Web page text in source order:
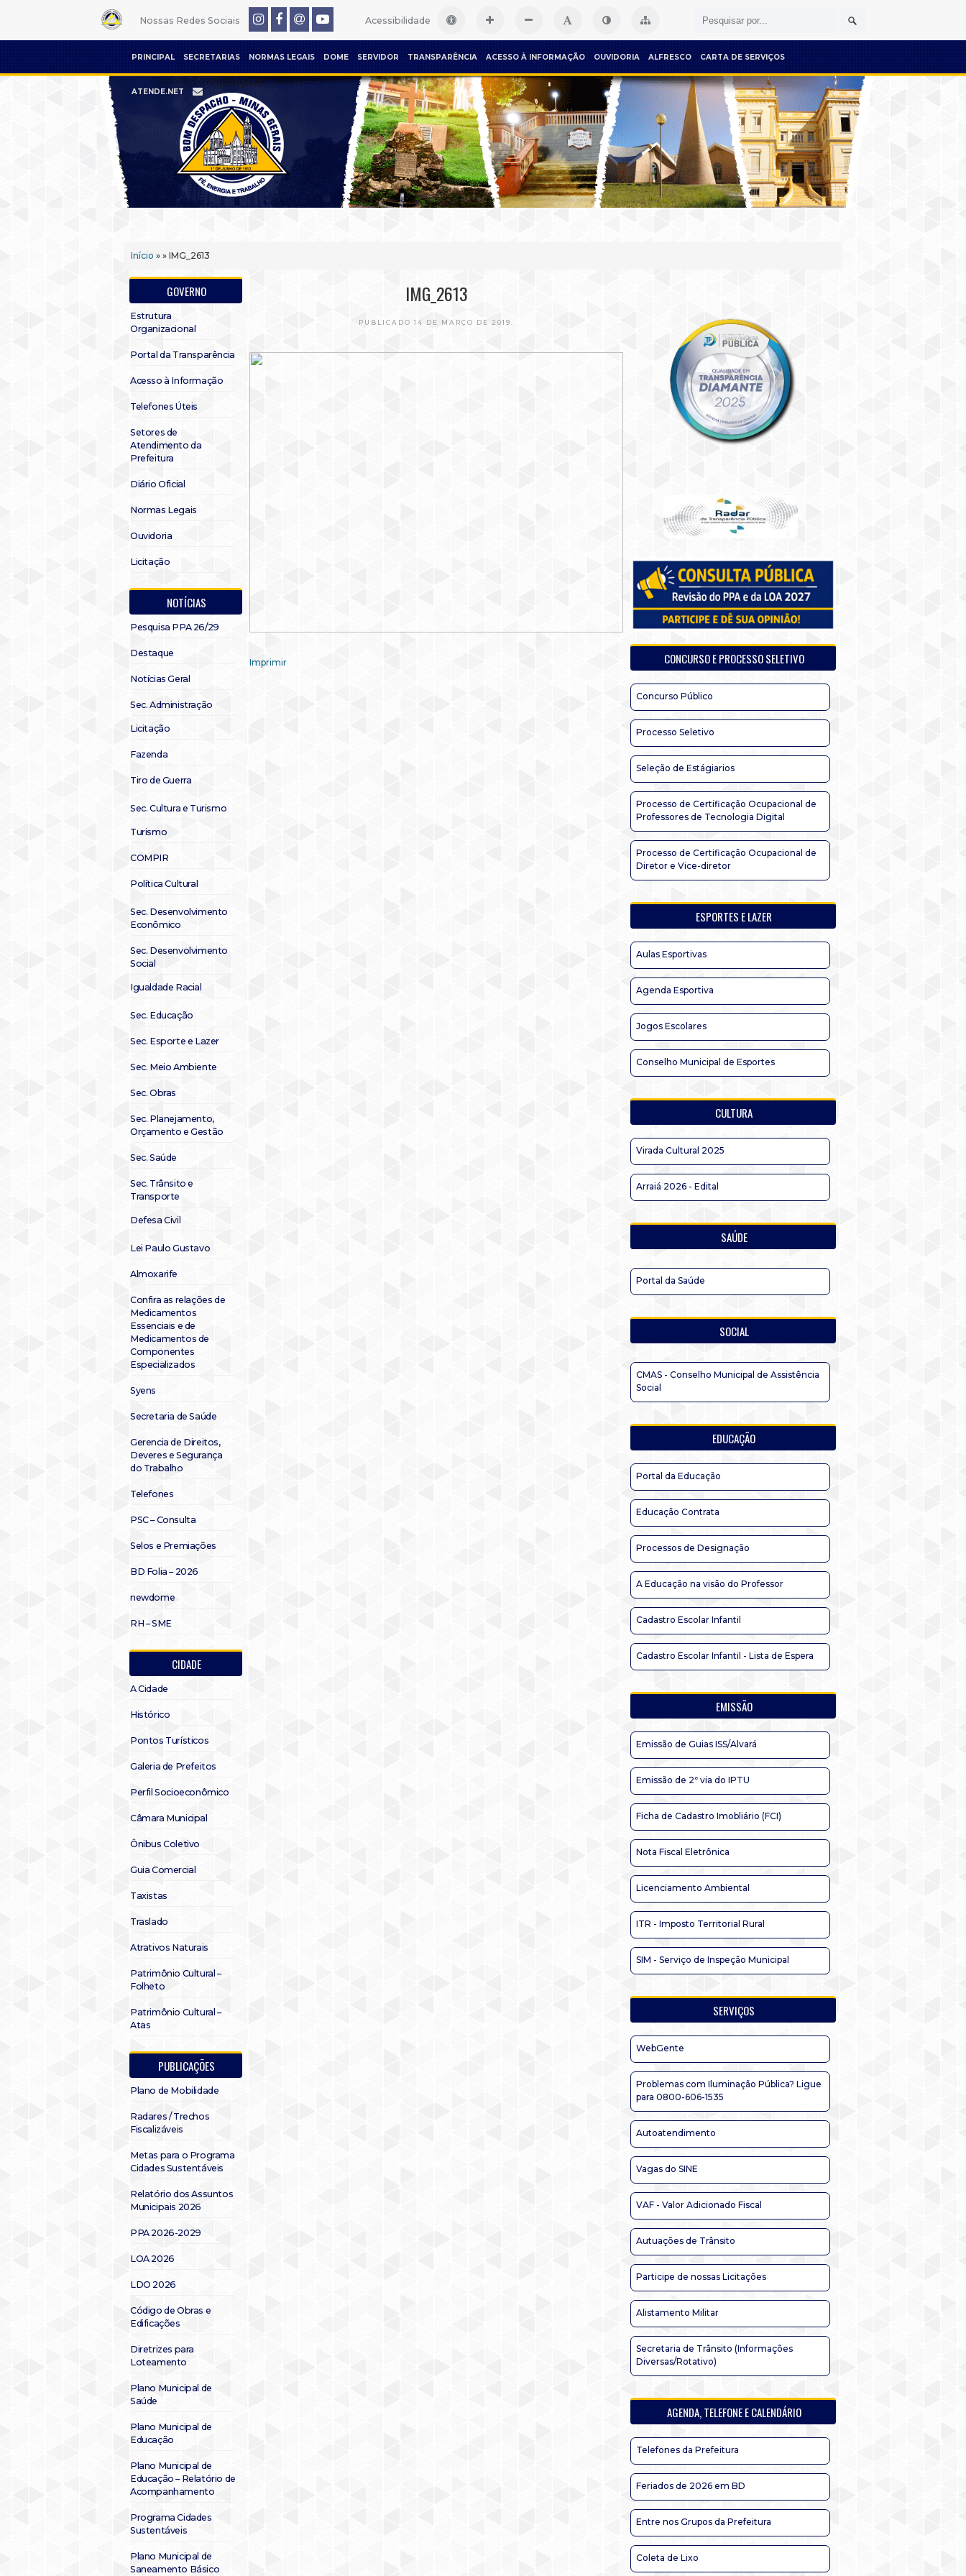
Nossas Redes Sociais Acessibilidade
PRINCIPAL SECRETARIAS NORMAS LEGAIS DOME SERVIDOR TRANSPARÊNCIA ACESSO À INFORMAÇÃO OUVIDORIA ALFRESCO CARTA DE SERVIÇOS
ATENDE.NET
Início » » IMG_2613
GOVERNO
Estrutura
Organizacional
Portal da Transparência
Acesso à Informação
Telefones Úteis
Setores de
Atendimento da
Prefeitura
Diário Oficial
Normas Legais
Ouvidoria
Licitação
NOTÍCIAS
Pesquisa PPA 26/29
Destaque
Notícias Geral
Sec. Administração
Licitação
Fazenda
Tiro de Guerra
Sec. Cultura e Turismo
Turismo
COMPIR
Política Cultural
Sec. Desenvolvimento
Econômico
Sec. Desenvolvimento
Social
Igualdade Racial
Sec. Educação
Sec. Esporte e Lazer
Sec. Meio Ambiente
Sec. Obras
Sec. Planejamento,
Orçamento e Gestão
Sec. Saúde
Sec. Trânsito e
Transporte
Defesa Civil
Lei Paulo Gustavo
Almoxarife
Confira as relações de
Medicamentos
Essenciais e de
Medicamentos de
Componentes
Especializados
Syens
Secretaria de Saúde
Gerencia de Direitos,
Deveres e Segurança
do Trabalho
Telefones
PSC – Consulta
Selos e Premiações
BD Folia – 2026
newdome
RH – SME
CIDADE
A Cidade
Histórico
Pontos Turísticos
Galeria de Prefeitos
Perfil Socioeconômico
Câmara Municipal
Ônibus Coletivo
Guia Comercial
Taxistas
Traslado
Atrativos Naturais
Patrimônio Cultural –
Folheto
Patrimônio Cultural –
Atas
PUBLICAÇÕES
Plano de Mobilidade
Radares / Trechos
Fiscalizáveis
Metas para o Programa
Cidades Sustentáveis
Relatório dos Assuntos
Municipais 2026
PPA 2026-2029
LOA 2026
LDO 2026
Código de Obras e
Edificações
Diretrizes para
Loteamento
Plano Municipal de
Saúde
Plano Municipal de
Educação
Plano Municipal de
Educação – Relatório de
Acompanhamento
Programa Cidades
Sustentáveis
Plano Municipal de
Saneamento Básico
IMG_2613
PUBLICADO 14 DE MARÇO DE 2019.
Imprimir CONCURSO E PROCESSO SELETIVO
Concurso Público
Processo Seletivo
Seleção de Estágiarios
Processo de Certificação Ocupacional de
Professores de Tecnologia Digital
Processo de Certificação Ocupacional de
Diretor e Vice-diretor
ESPORTES E LAZER
Aulas Esportivas
Agenda Esportiva
Jogos Escolares
Conselho Municipal de Esportes
CULTURA
Virada Cultural 2025
Arraiá 2026 - Edital
SAÚDE
Portal da Saúde
SOCIAL
CMAS - Conselho Municipal de Assistência
Social
EDUCAÇÃO
Portal da Educação
Educação Contrata
Processos de Designação
A Educação na visão do Professor
Cadastro Escolar Infantil
Cadastro Escolar Infantil - Lista de Espera
EMISSÃO
Emissão de Guias ISS/Alvará
Emissão de 2ª via do IPTU
Ficha de Cadastro Imobliário (FCI)
Nota Fiscal Eletrônica
Licenciamento Ambiental
ITR - Imposto Territorial Rural
SIM - Serviço de Inspeção Municipal
SERVIÇOS
WebGente
Problemas com Iluminação Pública? Ligue
para 0800-606-1535
Autoatendimento
Vagas do SINE
VAF - Valor Adicionado Fiscal
Autuações de Trânsito
Participe de nossas Licitações
Alistamento Militar
Secretaria de Trânsito (Informações
Diversas/Rotativo)
AGENDA, TELEFONE E CALENDÁRIO
Telefones da Prefeitura
Feriados de 2026 em BD
Entre nos Grupos da Prefeitura
Coleta de Lixo